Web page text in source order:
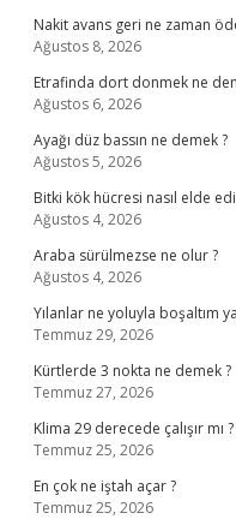
Nakit avans geri ne zaman
Ağustos 8, 2026
Etrafinda dort donmek ne
Ağustos 6, 2026
Ayağı düz bassın ne demek ?
Ağustos 5, 2026
Bitki kök hücresi nasıl elde
Ağustos 4, 2026
Araba sürülmezse ne olur ?
Ağustos 4, 2026
Yılanlar ne yoluyla boşaltım
Temmuz 29, 2026
Kürtlerde 3 nokta ne demek ?
Temmuz 27, 2026
Klima 29 derecede çalışır mı ?
Temmuz 25, 2026
En çok ne iştah açar ?
Temmuz 25, 2026